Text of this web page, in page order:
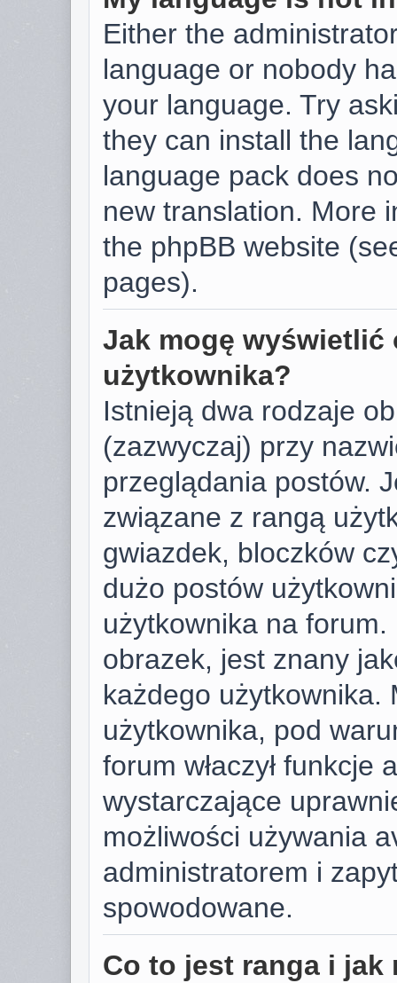
Either the
language or nobody
your language. Try
they can install the
language pack does
new translation. More
the phpBB website
pages).
Jak mogę wyświetlić
użytkownika?
Istnieją dwa rodzaje
(zazwyczaj) przy
przeglądania postów.
związane z rangą
gwiazdek, bloczków
dużo postów
użytkownika na
obrazek, jest znany
każdego użytkownika.
użytkownika, pod
forum właczył funkcje
wystarczające
możliwości używania
administratorem i
spowodowane.
Co to jest ranga i jak